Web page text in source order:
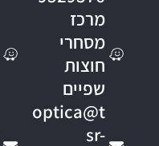
מרכז
מסחרי
חוצות
שפיים
optica@t
sr-